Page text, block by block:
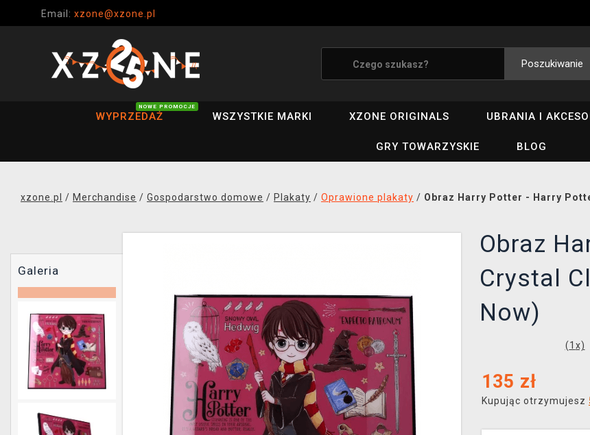
Email: xzone@xzone.pl
Poszukiwanie
WYPRZEDAŻ
NOWE PROMOCJE
WSZYSTKIE MARKI XZONE ORIGINALS UBRANIA I
GRY TOWARZYSKIE BLOG
xzone.pl / Merchandise / Gospodarstwo domowe / Plakaty / Oprawione plakaty / Obraz Harry Potter - Harry
Galeria
Obraz
Crystal
Now)
(1 x)
135 zł
Kupując otrzymujesz